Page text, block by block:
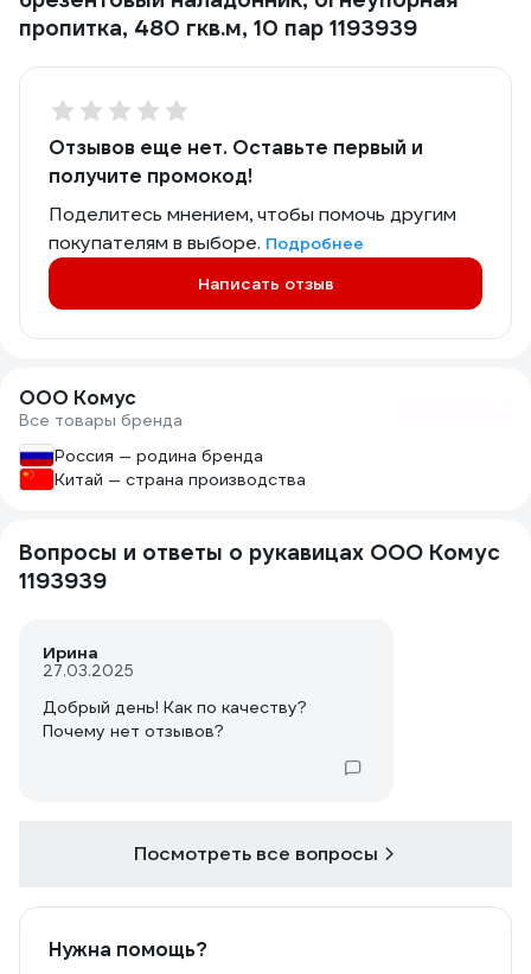
пропитка, 480 гкв.м, 10 пар 1193939
Отзывов еще нет. Оставьте первый и
получите промокод!
Поделитесь мнением, чтобы помочь другим
покупателям в выборе. Подробнее
Написать отзыв
ООО Комус
Все товары бренда
Россия — родина бренда
Китай — страна производства
Вопросы и ответы о рукавицах ООО Комус
1193939
Ирина
27.03.2025
Добрый день! Как по качеству?
Почему нет отзывов?
Посмотреть все вопросы
Нужна помощь?